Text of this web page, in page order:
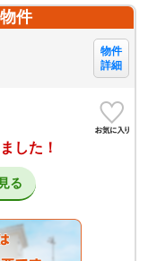
件
物件
詳細
した！
る